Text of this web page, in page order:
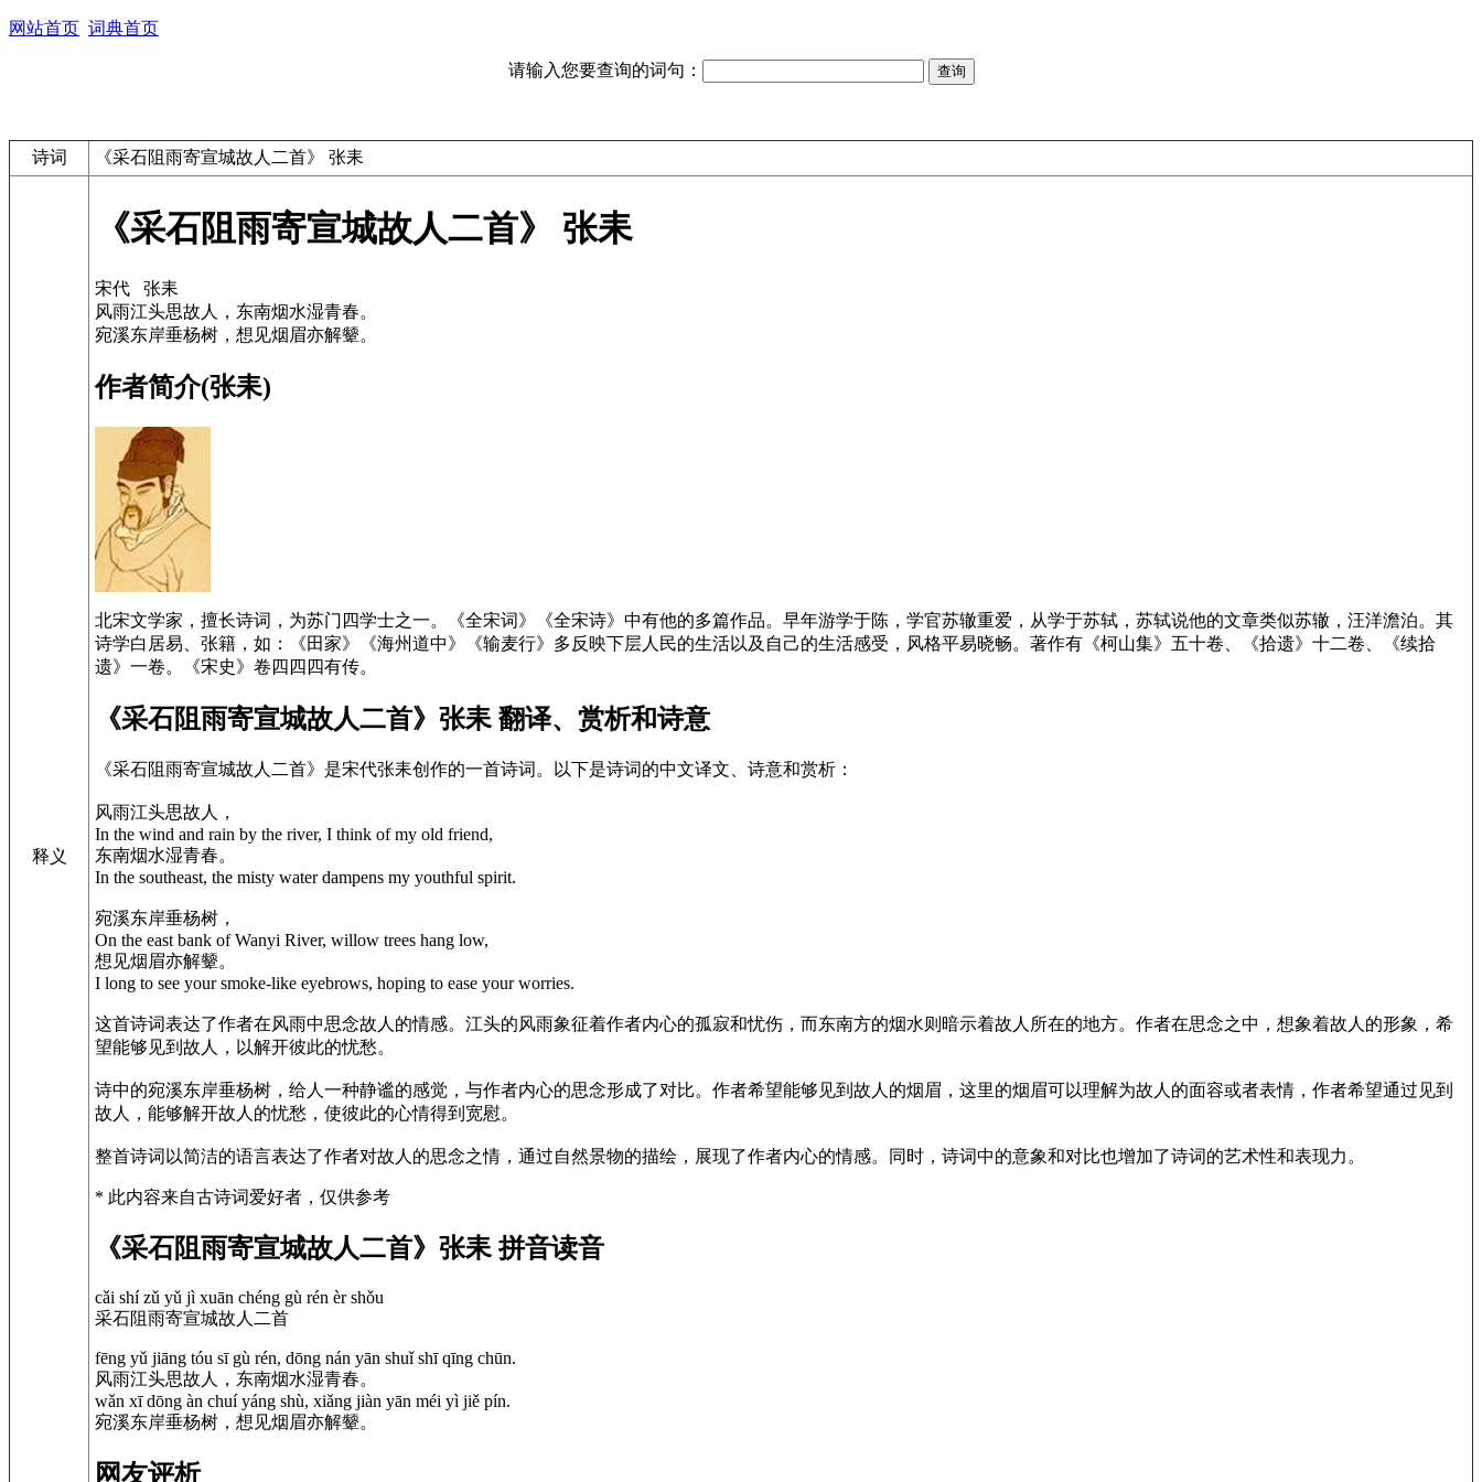
网站首页 词典首页
请输入您要查询的词句：
诗词 《采石阻雨寄宣城故人二首》 张耒
释义
《采石阻雨寄宣城故人二首》 张耒
宋代 张耒
风雨江头思故人，东南烟水湿青春。
宛溪东岸垂杨树，想见烟眉亦解颦。
作者简介(张耒)
北宋文学家，擅长诗词，为苏门四学士之一。《全宋词》《全宋诗》中有他的多篇作品。早年游学于陈，学官苏辙重爱，从学于苏轼，苏轼说他的文章类似苏辙，汪洋澹泊。其
诗学白居易、张籍，如：《田家》《海州道中》《输麦行》多反映下层人民的生活以及自己的生活感受，风格平易晓畅。著作有《柯山集》五十卷、《拾遗》十二卷、《续拾
遗》一卷。《宋史》卷四四四有传。
《采石阻雨寄宣城故人二首》张耒 翻译、赏析和诗意
《采石阻雨寄宣城故人二首》是宋代张耒创作的一首诗词。以下是诗词的中文译文、诗意和赏析：
风雨江头思故人，
In the wind and rain by the river, I think of my old friend,
东南烟水湿青春。
In the southeast, the misty water dampens my youthful spirit.
宛溪东岸垂杨树，
On the east bank of Wanyi River, willow trees hang low,
想见烟眉亦解颦。
I long to see your smoke-like eyebrows, hoping to ease your worries.
这首诗词表达了作者在风雨中思念故人的情感。江头的风雨象征着作者内心的孤寂和忧伤，而东南方的烟水则暗示着故人所在的地方。作者在思念之中，想象着故人的形象，希
望能够见到故人，以解开彼此的忧愁。
诗中的宛溪东岸垂杨树，给人一种静谧的感觉，与作者内心的思念形成了对比。作者希望能够见到故人的烟眉，这里的烟眉可以理解为故人的面容或者表情，作者希望通过见到
故人，能够解开故人的忧愁，使彼此的心情得到宽慰。
整首诗词以简洁的语言表达了作者对故人的思念之情，通过自然景物的描绘，展现了作者内心的情感。同时，诗词中的意象和对比也增加了诗词的艺术性和表现力。
* 此内容来自古诗词爱好者，仅供参考
《采石阻雨寄宣城故人二首》张耒 拼音读音
cǎi shí zǔ yǔ jì xuān chéng gù rén èr shǒu
采石阻雨寄宣城故人二首
fēng yǔ jiāng tóu sī gù rén, dōng nán yān shuǐ shī qīng chūn.
风雨江头思故人，东南烟水湿青春。
wǎn xī dōng àn chuí yáng shù, xiǎng jiàn yān méi yì jiě pín.
宛溪东岸垂杨树，想见烟眉亦解颦。
网友评析